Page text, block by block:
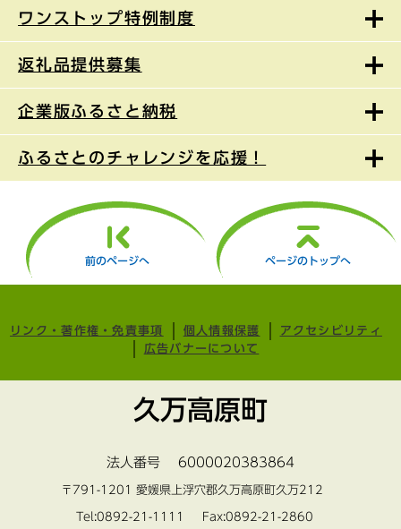
ワンストップ特例制度
返礼品提供募集
企業版ふるさと納税
ふるさとのチャレンジを応援！
前のページへ ページのトップへ
リンク・著作権・免責事項 個人情報保護
アクセシビリティ
広告バナーについて
久万高原町
法人番号 6000020383864
〒791-1201 愛媛県上浮穴郡久万高原町久万212
Tel:0892-21-1111 Fax:0892-21-2860